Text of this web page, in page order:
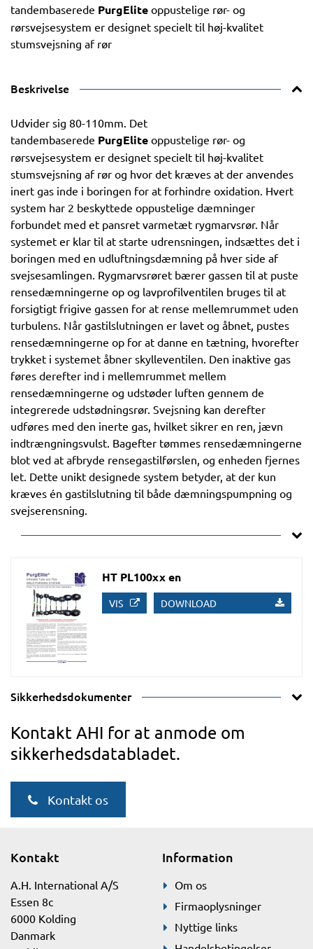
tandembaserede PurgElite oppustelige rør- og
rørsvejsesystem er designet specielt til høj-kvalitet
stumsvejsning af rør
Beskrivelse
Udvider sig 80-110mm. Det
tandembaserede PurgElite oppustelige rør- og
rørsvejsesystem er designet specielt til høj-kvalitet
stumsvejsning af rør og hvor det kræves at der anvendes
inert gas inde i boringen for at forhindre oxidation. Hvert
system har 2 beskyttede oppustelige dæmninger
forbundet med et pansret varmetæt rygmarvsrør. Når
systemet er klar til at starte udrensningen, indsættes det i
boringen med en udluftningsdæmning på hver side af
svejsesamlingen. Rygmarvsrøret bærer gassen til at puste
rensedæmningerne op og lavprofilventilen bruges til at
forsigtigt frigive gassen for at rense mellemrummet uden
turbulens. Når gastilslutningen er lavet og åbnet, pustes
rensedæmningerne op for at danne en tætning, hvorefter
trykket i systemet åbner skylleventilen. Den inaktive gas
føres derefter ind i mellemrummet mellem
rensedæmningerne og udstøder luften gennem de
integrerede udstødningsrør. Svejsning kan derefter
udføres med den inerte gas, hvilket sikrer en ren, jævn
indtrængningsvulst. Bagefter tømmes rensedæmningerne
blot ved at afbryde rensegastilførslen, og enheden fjernes
let. Dette unikt designede system betyder, at der kun
kræves én gastilslutning til både dæmningspumpning og
svejserensning.
HT PL100xx en
VIS DOWNLOAD
Sikkerhedsdokumenter
Kontakt AHI for at anmode om
sikkerhedsdatabladet.
Kontakt os
Kontakt
A.H. International A/S
Essen 8c
6000 Kolding
Danmark
Information
Om os
Firmaoplysninger
Nyttige links